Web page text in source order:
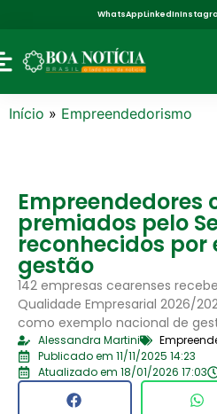
WhatsAppLinkedIn
Início » Empreendedorismo
Empreendedores
premiados pelo
reconhecidos por
gestão
142 empresas cearenses
Qualidade Empresarial 2026/
como exemplo nacional de
Alessandra Martini
Publicado em 11/11/2025 14:23
Atualizado em 18/01/2026 17:03